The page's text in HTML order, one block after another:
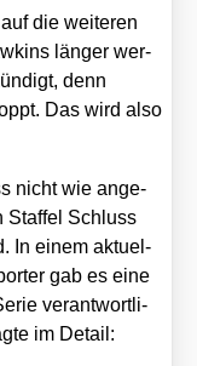
die wei­te­ren
län­ger wer­
denn
Das wird also
nicht wie ange­
Staf­fel Schluss
In einem aktu­el­
gab es eine
ver­ant­wort­li­
im Detail: